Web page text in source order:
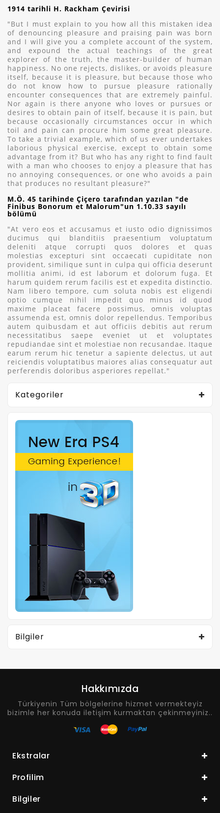
1914 tarihli H. Rackham Çevirisi
"But I must explain to you how all this mistaken idea
of denouncing pleasure and praising pain was born
and I will give you a complete account of the system,
and expound the actual teachings of the great
explorer of the truth, the master-builder of human
happiness. No one rejects, dislikes, or avoids pleasure
itself, because it is pleasure, but because those who
do not know how to pursue pleasure rationally
encounter consequences that are extremely painful.
Nor again is there anyone who loves or pursues or
desires to obtain pain of itself, because it is pain, but
because occasionally circumstances occur in which
toil and pain can procure him some great pleasure.
To take a trivial example, which of us ever undertakes
laborious physical exercise, except to obtain some
advantage from it? But who has any right to find fault
with a man who chooses to enjoy a pleasure that has
no annoying consequences, or one who avoids a pain
that produces no resultant pleasure?"
M.Ö. 45 tarihinde Çiçero tarafından yazılan "de
Finibus Bonorum et Malorum"un 1.10.33 sayılı
bölümü
"At vero eos et accusamus et iusto odio dignissimos
ducimus qui blanditiis praesentium voluptatum
deleniti atque corrupti quos dolores et quas
molestias excepturi sint occaecati cupiditate non
provident, similique sunt in culpa qui officia deserunt
mollitia animi, id est laborum et dolorum fuga. Et
harum quidem rerum facilis est et expedita distinctio.
Nam libero tempore, cum soluta nobis est eligendi
optio cumque nihil impedit quo minus id quod
maxime placeat facere possimus, omnis voluptas
assumenda est, omnis dolor repellendus. Temporibus
autem quibusdam et aut officiis debitis aut rerum
necessitatibus saepe eveniet ut et voluptates
repudiandae sint et molestiae non recusandae. Itaque
earum rerum hic tenetur a sapiente delectus, ut aut
reiciendis voluptatibus maiores alias consequatur aut
perferendis doloribus asperiores repellat."
Kategoriler
Bilgiler
Hakkımızda
Türkiyenin Tüm bölgelerine hizmet vermekteyiz
bizimle her konuda iletişim kurmaktan çekinmeyiniz..
Ekstralar
Profilim
Bilgiler